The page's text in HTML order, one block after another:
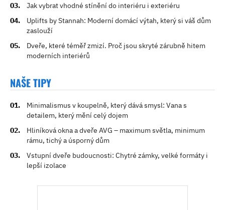
Jak vybrat vhodné stínění do interiéru i exteriéru
Uplifts by Stannah: Moderní domácí výtah, který si váš dům
zaslouží
Dveře, které téměř zmizí. Proč jsou skryté zárubně hitem
moderních interiérů
NAŠE TIPY
Minimalismus v koupelně, který dává smysl: Vana s
detailem, který mění celý dojem
Hliníková okna a dveře AVG – maximum světla, minimum
rámu, tichý a úsporný dům
Vstupní dveře budoucnosti: Chytré zámky, velké formáty i
lepší izolace